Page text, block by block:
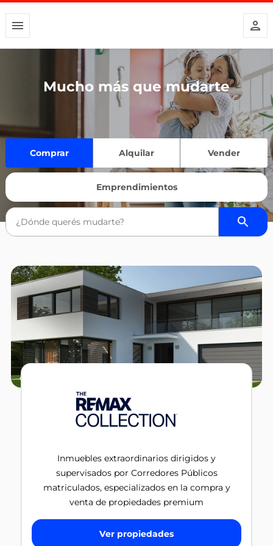
Mucho más que mudarte
Comprar Alquilar Vender
Emprendimientos
Inmuebles extraordinarios dirigidos y
supervisados por Corredores Públicos
matriculados, especializados en la compra y
venta de propiedades premium
Ver propiedades